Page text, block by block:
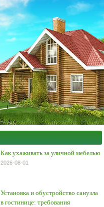
Как ухаживать за уличной мебелью
2026-08-01
Установка и обустройство санузла
в гостинице: требования